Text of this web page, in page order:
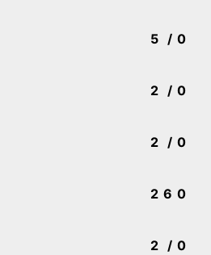
5 / 0
2 / 0
2 / 0
2 6 0
2 / 0